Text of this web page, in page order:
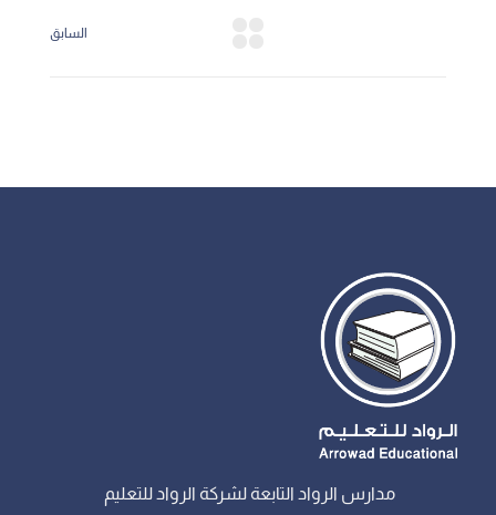
السابق
مدارس الرواد التابعة لشركة الرواد للتعليم